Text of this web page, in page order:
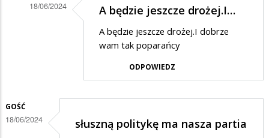
18/06/2024 A będzie jeszcze drożej.I…
A będzie jeszcze drożej.I dobrze
wam tak poparańcy
ODPOWIEDZ
GOŚĆ
18/06/2024 słuszną politykę ma nasza partia